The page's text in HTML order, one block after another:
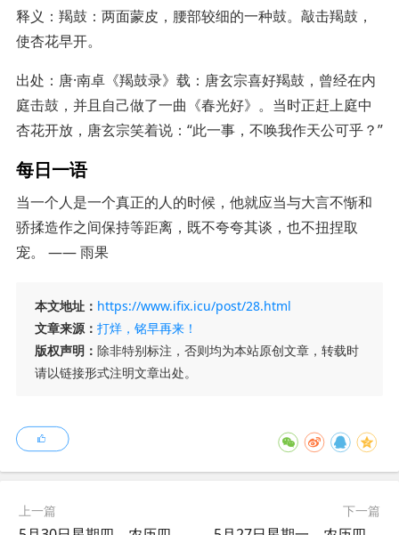
释义：羯鼓：两面蒙皮，腰部较细的一种鼓。敲击羯鼓，
使杏花早开。
出处：唐·南卓《羯鼓录》载：唐玄宗喜好羯鼓，曾经在内
庭击鼓，并且自己做了一曲《春光好》。当时正赶上庭中
杏花开放，唐玄宗笑着说：“此一事，不唤我作天公可乎？”
每日一语
当一个人是一个真正的人的时候，他就应当与大言不惭和
骄揉造作之间保持等距离，既不夸夸其谈，也不扭捏取
宠。 —— 雨果
本文地址： https://www.ifix.icu/post/28.html
文章来源： 打烊，铭早再来！
版权声明： 除非特别标注，否则均为本站原创文章，转载时
请以链接形式注明文章出处。
上一篇 下一篇